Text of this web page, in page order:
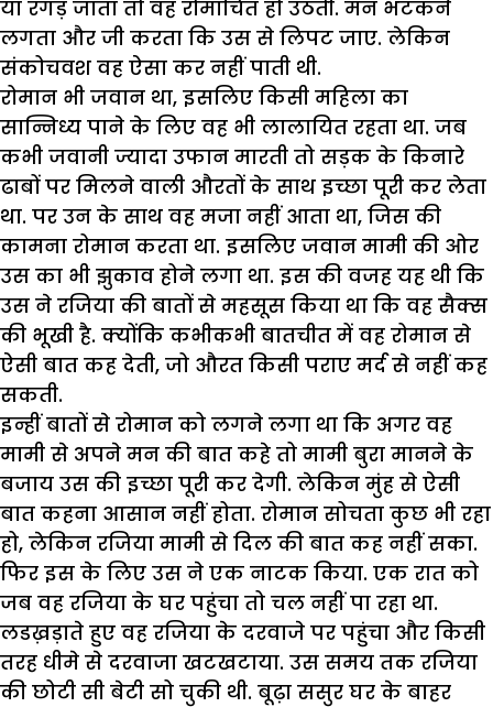
या रगड़ जाता तो वह रोमांचित हो उठती. मन भटकने
लगता और जी करता कि उस से लिपट जाए. लेकिन
संकोचवश वह ऐसा कर नहीं पाती थी.
रोमान भी जवान था, इसलिए किसी महिला का
सान्निध्य पाने के लिए वह भी लालायित रहता था. जब
कभी जवानी ज्यादा उफान मारती तो सड़क के किनारे
ढाबों पर मिलने वाली औरतों के साथ इच्छा पूरी कर लेता
था. पर उन के साथ वह मजा नहीं आता था, जिस की
कामना रोमान करता था. इसलिए जवान मामी की ओर
उस का भी झुकाव होने लगा था. इस की वजह यह थी कि
उस ने रजिया की बातों से महसूस किया था कि वह सैक्स
की भूखी है. क्योंकि कभीकभी बातचीत में वह रोमान से
ऐसी बात कह देती, जो औरत किसी पराए मर्द से नहीं कह
सकती.
इन्हीं बातों से रोमान को लगने लगा था कि अगर वह
मामी से अपने मन की बात कहे तो मामी बुरा मानने के
बजाय उस की इच्छा पूरी कर देगी. लेकिन मुंह से ऐसी
बात कहना आसान नहीं होता. रोमान सोचता कुछ भी रहा
हो, लेकिन रजिया मामी से दिल की बात कह नहीं सका.
फिर इस के लिए उस ने एक नाटक किया. एक रात को
जब वह रजिया के घर पहुंचा तो चल नहीं पा रहा था.
लडख़ड़ाते हुए वह रजिया के दरवाजे पर पहुंचा और किसी
तरह धीमे से दरवाजा खटखटाया. उस समय तक रजिया
की छोटी सी बेटी सो चुकी थी. बूढ़ा ससुर घर के बाहर